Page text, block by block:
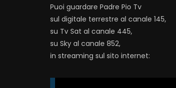
Puoi guardare Padre Pio Tv
sul digitale terrestre al canale 145,
su Tv Sat al canale 445,
su Sky al canale 852,
in streaming sul sito internet: